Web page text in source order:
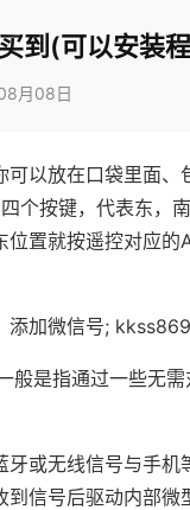
到(可以安装
月08日
以放在口袋里面、
个按键，代表东，南
置就按遥控对应的
加微信号;
般是指通过一些无
或无线信号与手机
信号后驱动内部微